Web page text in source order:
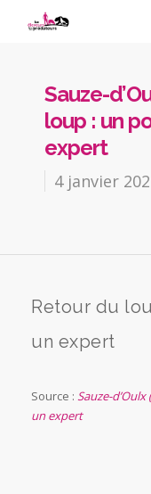
Sauze-
loup : un
expert
4 janvier
Retour du
un expert
Source :Sauze-
un expert